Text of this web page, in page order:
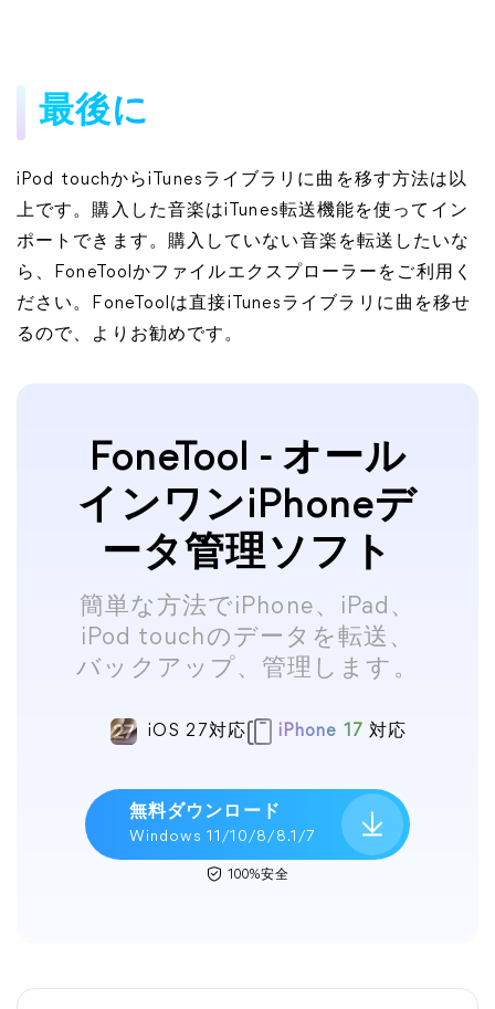
最後に
iPod touchからiTunesライブラリに曲を移す方法は以
上です。購入した音楽はiTunes転送機能を使ってイン
ポートできます。購入していない音楽を転送したいな
ら、FoneToolかファイルエクスプローラーをご利用く
ださい。FoneToolは直接iTunesライブラリに曲を移せ
るので、よりお勧めです。
FoneTool - オール
インワンiPhoneデ
ータ管理ソフト
簡単な方法でiPhone、iPad、
iPod touchのデータを転送、
バックアップ、管理します。
iOS 27対応 iPhone 17 対応
無料ダウンロード
Windows 11/10/8/8.1/7
100%安全